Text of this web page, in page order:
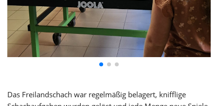
Das Freilandschach war regelmäßig belagert, knifflige